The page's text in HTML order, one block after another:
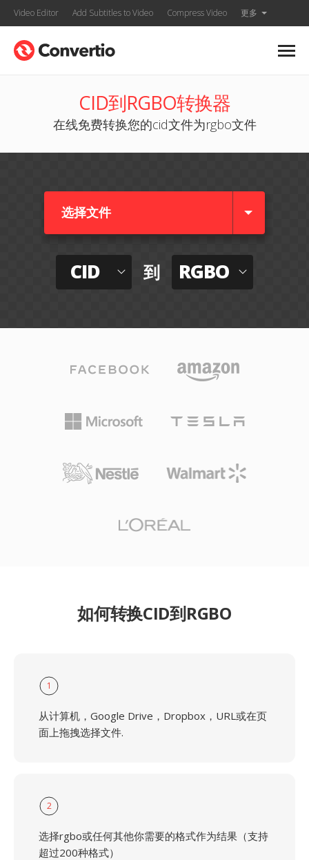
Video Editor Add Subtitles to Video Compress Video 更多
CID到RGBO转换器
在线免费转换您的cid文件为rgbo文件
选择文件
CID 到 RGBO
如何转换CID到RGBO
1
从计算机，Google Drive，Dropbox，URL或在页
面上拖拽选择文件.
2
选择rgbo或任何其他你需要的格式作为结果（支持
超过200种格式）